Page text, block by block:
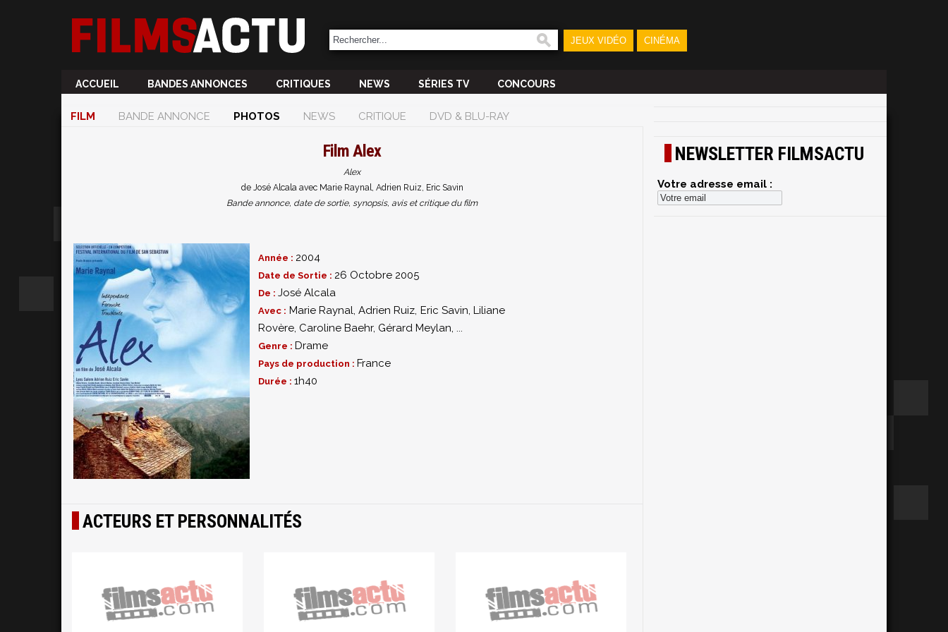
JEUX VIDÉO CINÉMA
ACCUEIL BANDES ANNONCES CRITIQUES NEWS SÉRIES TV CONCOURS
FILM BANDE ANNONCE PHOTOS NEWS CRITIQUE DVD & BLU-RAY
FilmAlex
Alex
de José Alcala avec Marie Raynal, Adrien Ruiz, Eric Savin
Bande annonce, date de sortie, synopsis, avis et critique du film
Année : 2004
Date de Sortie : 26 Octobre 2005
De : José Alcala
Avec : Marie Raynal, Adrien Ruiz, Eric Savin, Liliane
Rovère, Caroline Baehr, Gérard Meylan, ...
Genre : Drame
Pays de production : France
Durée : 1h40
ACTEURS ET PERSONNALITÉS
NEWSLETTER FILMSACTU
Votre adresse email :